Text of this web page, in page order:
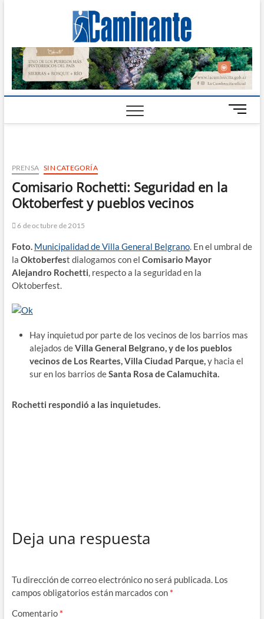
Digital
CALAMUCHITA
B
o
PRENSA SIN CATEGORÍA
Comisario Rochetti: Seguridad en la
Oktoberfest y pueblos vecinos
6 de octubre de 2015
Foto. Municipalidad de Villa General Belgrano. En el umbral de
la Oktoberfest dialogamos con el Comisario Mayor
Alejandro Rochetti, respecto a la seguridad en la
Oktoberfest.
Hay inquietud por parte de los vecinos de los barrios mas
alejados deVilla General Belgrano, y de los pueblos
vecinos de Los Reartes, Villa Ciudad Parque,y hacia el
sur en los barrios deSanta Rosa de Calamuchita.
Rochetti respondió a las inquietudes.
Deja una respuesta
Tu dirección de correo electrónico no será publicada. Los
campos obligatorios están marcados con *
Comentario *